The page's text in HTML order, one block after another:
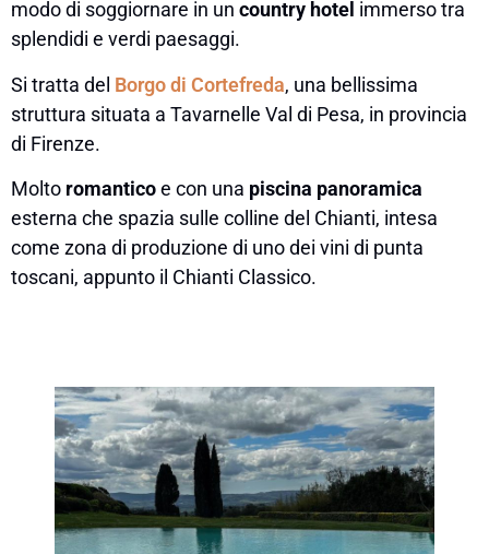
modo di soggiornare in un country hotel immerso tra
splendidi e verdi paesaggi.
Si tratta del Borgo di Cortefreda, una bellissima
struttura situata a Tavarnelle Val di Pesa, in provincia
di Firenze.
Molto romanticoe con una piscina panoramica
esterna che spazia sulle colline del Chianti, intesa
come zona di produzione di uno dei vini di punta
toscani, appunto il Chianti Classico.